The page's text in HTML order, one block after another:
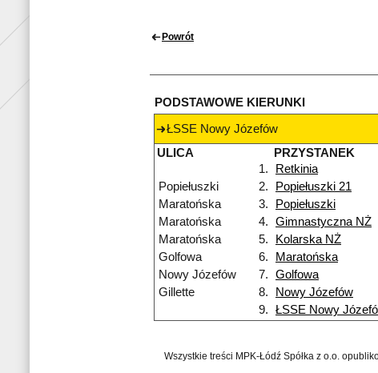
Powrót
PODSTAWOWE KIERUNKI
ŁSSE Nowy Józefów
ULICA
PRZYSTANEK
1.
Retkinia
Popiełuszki
2. Popiełuszki 21
Maratońska
3. Popiełuszki
Maratońska
4. Gimnastyczna NŻ
Maratońska
5. Kolarska NŻ
Golfowa
6. Maratońska
Nowy Józefów
7. Golfowa
Gillette
8. Nowy Józefów
9.
ŁSSE Nowy
Wszystkie treści MPK-Łódź Spółka z o.o.